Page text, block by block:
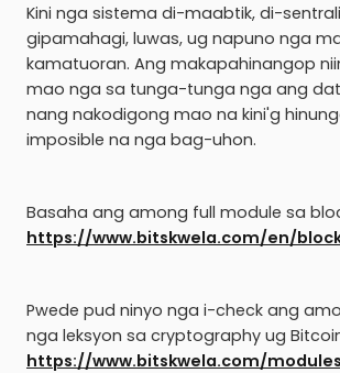
Kini nga sistema di-maabtik, di-
gipamahagi, luwas, ug napuno nga
kamatuoran. Ang makapahinangop
mao nga sa tunga-tunga nga ang
nang nakodigong mao na kini'g
imposible na nga bag-uhon.
Basaha ang among full module sa
https://www.bitskwela.com/en/
Pwede pud ninyo nga i-check ang
nga leksyon sa cryptography ug
https://www.bitskwela.com/